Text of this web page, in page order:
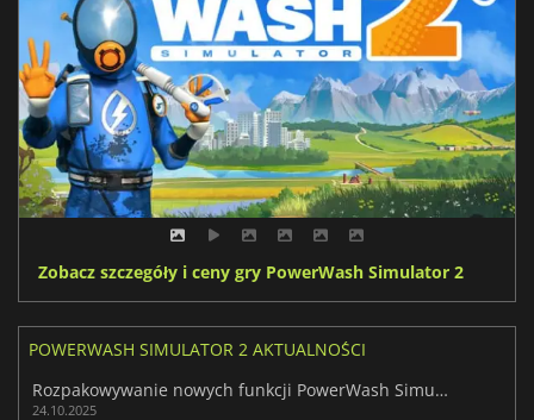
Zobacz szczegóły i ceny gry PowerWash Simulator 2
POWERWASH SIMULATOR 2 AKTUALNOŚCI
Rozpakowywanie nowych funkcji PowerWash Simulator 2
24.10.2025